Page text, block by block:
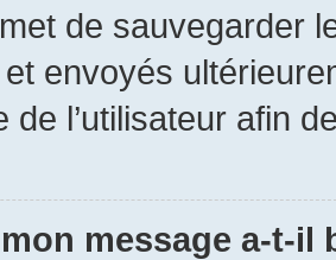
de sauvegarder
envoyés
de l’utilisateur afin
message a-t-il